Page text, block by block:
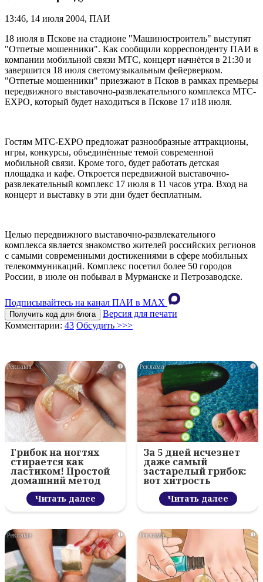
13:46, 14 июля 2004, ПАИ
18 июля в Пскове на стадионе "Машиностроитель" выступят
"Отпетые мошенники". Как сообщили корреспонденту ПАИ в
компании мобильной связи МТС, концерт начнётся в 21:30 и
завершится 18 июля светомузыкальным фейерверком.
"Отпетые мошенники" приезжают в Псков в рамках премьеры
передвижного выставочно-развлекательного комплекса МТС-
EXPO, который будет находиться в Пскове 17 и18 июля.
Гостям МТС-EXPO предложат разнообразные аттракционы,
игры, конкурсы, объединённые темой современной
мобильной связи. Кроме того, будет работать детская
площадка и кафе. Откроется передвижной выставочно-
развлекательный комплекс 17 июля в 11 часов утра. Вход на
концерт и выставку в эти дни будет бесплатным.
Целью передвижного выставочно-развлекательного
комплекса является знакомство жителей российских регионов
с самыми современными достижениями в сфере мобильных
телекоммуникаций. Комплекс посетил более 50 городов
России, в июле он побывал в Мурманске и Петрозаводске.
Подписывайтесь на канал ПАИ в MAХ
Получить код для блога
Версия для печати
Комментарии: 43 Обсудить >>>
i
Грибок на ногтях
стирается как
ластиком! Простой
домашний метод
Читать далее
i
За 5 дней исчезнет
даже самый
застарелый грибок:
вот хитрость
Читать далее
i i